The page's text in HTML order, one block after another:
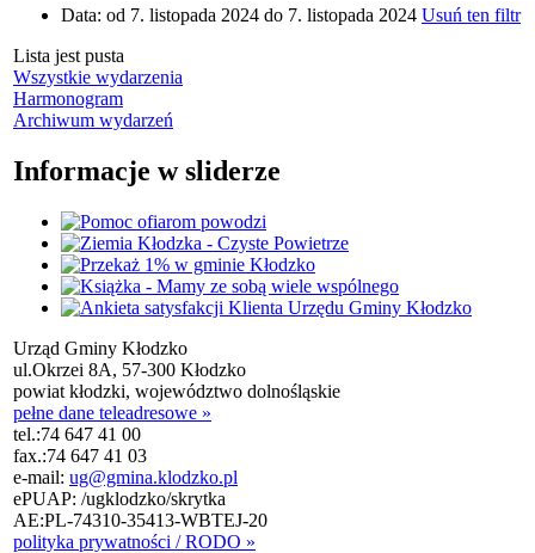
Data: od 7. listopada 2024 do 7. listopada 2024 Usuń ten filtr
Lista jest pusta
Wszystkie wydarzenia
Harmonogram
Archiwum wydarzeń
Informacje w sliderze
Urząd Gminy Kłodzko
ul.Okrzei 8A, 57-300 Kłodzko
powiat kłodzki, województwo dolnośląskie
pełne dane teleadresowe »
tel.:74 647 41 00
fax.:74 647 41 03
e-mail: ug@gmina.klodzko.pl
ePUAP: /ugklodzko/skrytka
AE:PL-74310-35413-WBTEJ-20
polityka prywatności / RODO »